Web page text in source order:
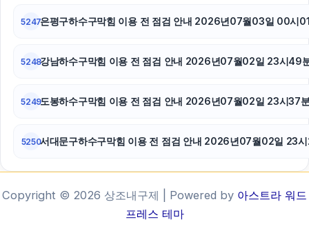
5247은평구하수구막힘 이용 전 점검 안내 2026년07월03일 00시
5248강남하수구막힘 이용 전 점검 안내 2026년07월02일 23시49
5249도봉하수구막힘 이용 전 점검 안내 2026년07월02일 23시37
5250서대문구하수구막힘 이용 전 점검 안내 2026년07월02일 23
Copyright © 2026 상조내구제 | Powered by 아스트라 워드
프레스 테마